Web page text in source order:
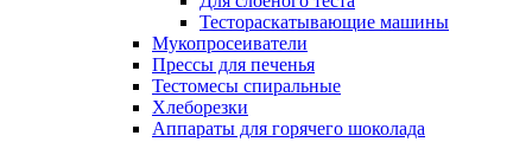
Тестораскатывающие машины
Мукопросеиватели
Прессы для печенья
Тестомесы спиральные
Хлеборезки
Аппараты для горячего шоколада